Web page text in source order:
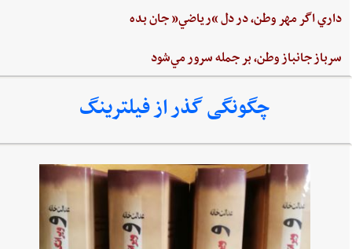
داري‌ اگر مهر وطن،‌ در دل‌ “رياضي”‌ جان ‌بده‌
سرباز جانباز وطن،‌ بر جمله سرور مي‌شود
چگونگی گذر از فیلترینگ